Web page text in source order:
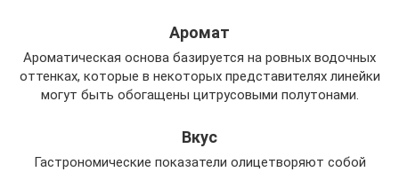
Аромат
Ароматическая основа базируется на ровных водочных
оттенках, которые в некоторых представителях линейки
могут быть обогащены цитрусовыми полутонами.
Вкус
Гастрономические показатели олицетворяют собой